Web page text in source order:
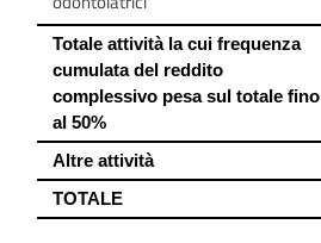
Totale attività la cui frequenza
cumulata del reddito
complessivo pesa sul totale fino